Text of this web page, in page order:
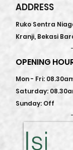
ADDRESS
Ruko Sentra
Kranji, Bekasi
OPENING
Mon - Fri:
Saturday:
Sunday: Off
Isi